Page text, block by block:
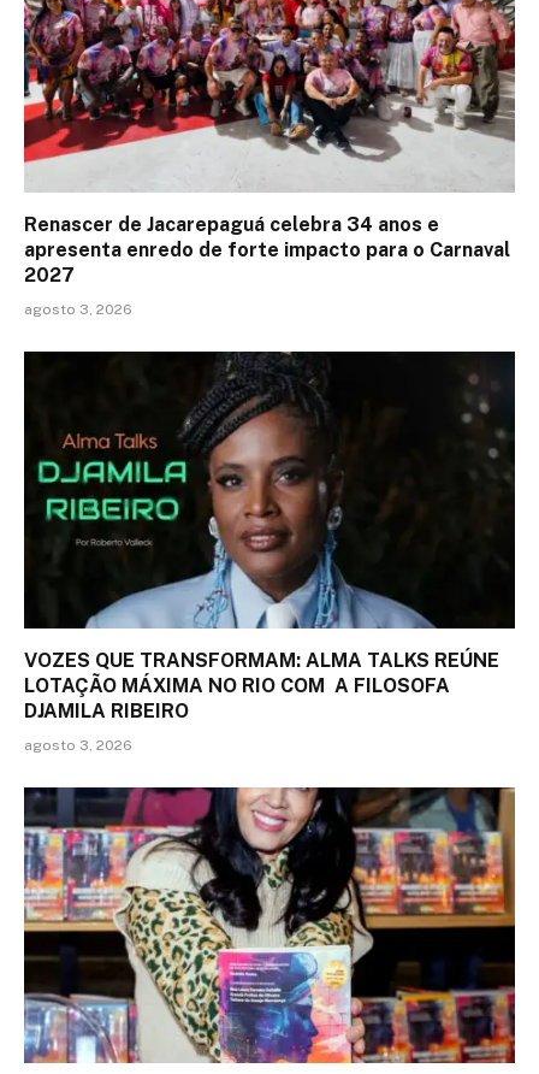
Renascer de Jacarepaguá celebra 34 anos e
apresenta enredo de forte impacto para o Carnaval
2027
agosto 3, 2026
VOZES QUE TRANSFORMAM: ALMA TALKS REÚNE
LOTAÇÃO MÁXIMA NO RIO COM A FILOSOFA
DJAMILA RIBEIRO
agosto 3, 2026